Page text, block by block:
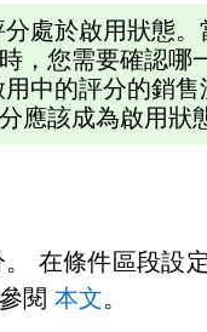
處於啟用狀態。
，您需要確認哪
中的評分的銷售
應該成為啟用狀
在條件區段設
閱 本文。